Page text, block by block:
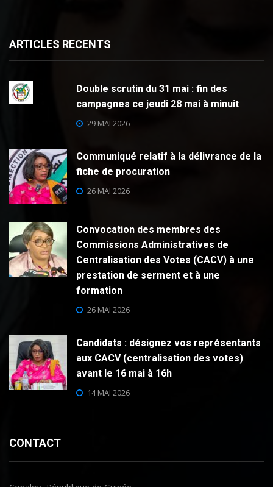
ARTICLES RECENTS
Double scrutin du 31 mai : fin des
campagnes ce jeudi 28 mai à minuit
29 MAI 2026
Communiqué relatif à la délivrance de la
fiche de procuration
26 MAI 2026
Convocation des membres des
Commissions Administratives de
Centralisation des Votes (CACV) à une
prestation de serment et à une
formation
26 MAI 2026
Candidats : désignez vos représentants
aux CACV (centralisation des votes)
avant le 16 mai à 16h
14 MAI 2026
CONTACT